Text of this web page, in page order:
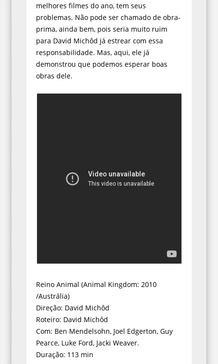
melhores filmes do ano, tem seus
problemas. Não pode ser chamado de obra-
prima, ainda bem, pois seria muito ruim
para David Michôd já estrear com essa
responsabilidade. Mas, aqui, ele já
demonstrou que podemos esperar boas
obras dele.
Reino Animal (Animal Kingdom: 2010
/Austrália)
Direção: David Michôd
Roteiro: David Michôd
Com: Ben Mendelsohn, Joel Edgerton, Guy
Pearce, Luke Ford, Jacki Weaver.
Duração: 113 min